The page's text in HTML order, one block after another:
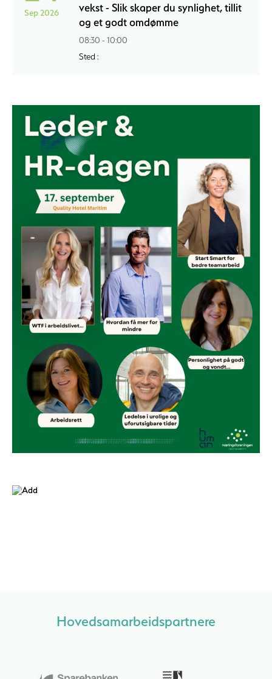
Sep 2026
vekst - Slik skaper du synlighet, tillit
og et godt omdømme
08:30 - 10:00
Sted :
Hovedsamarbeidspartnere